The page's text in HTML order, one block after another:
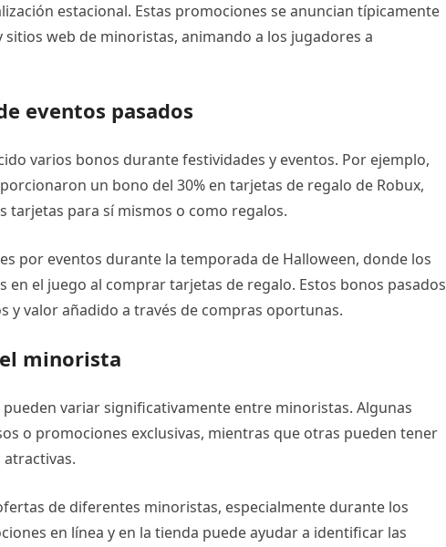
estacional. Estas promociones se anuncian típicamente
web de minoristas, animando a los jugadores a
eventos pasados
varios bonos durante festividades y eventos. Por ejemplo,
un bono del 30% en tarjetas de regalo de Robux,
para sí mismos o como regalos.
por eventos durante la temporada de Halloween, donde los
el juego al comprar tarjetas de regalo. Estos bonos pasados
y valor añadido a través de compras oportunas.
minorista
variar significativamente entre minoristas. Algunas
o promociones exclusivas, mientras que otras pueden tener
de diferentes minoristas, especialmente durante los
en línea y en la tienda puede ayudar a identificar las